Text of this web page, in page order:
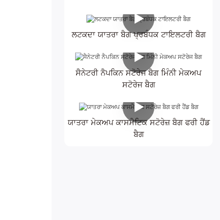
ਲਟਕਦਾ ਯਾਤਰਾ ਬੈਗ ਪ੍ਰਬੰਧਕ ਟਾਇਲਟਰੀ ਬੈਗ
ਸੈਨੇਟਰੀ ਨੈਪਕਿਨ ਸਟੋਰੇਜ ਬੈਗ ਮਿੰਨੀ ਮੇਕਅਪ
ਸਟੋਰੇਜ ਬੈਗ
ਯਾਤਰਾ ਮੇਕਅਪ ਕਾਸਮੈਟਿਕ ਸਟੋਰੇਜ਼ ਬੈਗ ਫਰੀ ਹੈਂਡ
ਬੈਗ